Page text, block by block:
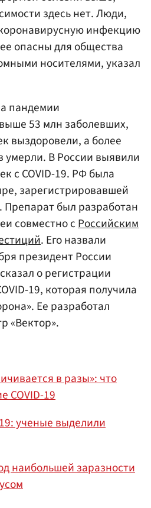
здесь нет. Люди,
инфекцию
опасны для общества
носителями, указал
пандемии
53 млн заболевших,
выздоровели, а более
умерли. В России выявили
с COVID-19. РФ была
зарегистрировавшей
Препарат был разработан
совместно сРоссийским
. Его назвали
президент России
о регистрации
19, которая получила
Ее разработал
«Вектор».
в разы»: что
COVID-19
ученые выделили
наибольшей заразности